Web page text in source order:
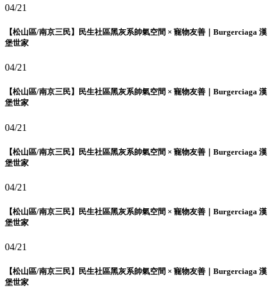
04/21
【松山區/南京三民】民生社區黑灰系帥氣空間 × 寵物友善｜Burgerciaga 漢
堡世家
04/21
【松山區/南京三民】民生社區黑灰系帥氣空間 × 寵物友善｜Burgerciaga 漢
堡世家
04/21
【松山區/南京三民】民生社區黑灰系帥氣空間 × 寵物友善｜Burgerciaga 漢
堡世家
04/21
【松山區/南京三民】民生社區黑灰系帥氣空間 × 寵物友善｜Burgerciaga 漢
堡世家
04/21
【松山區/南京三民】民生社區黑灰系帥氣空間 × 寵物友善｜Burgerciaga 漢
堡世家